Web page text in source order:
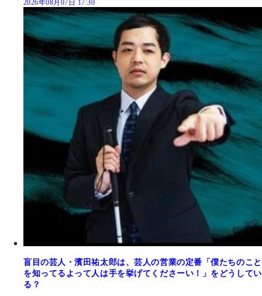
2026年08月07日 17:30
盲目の芸人・濱田祐太郎は、芸人の営業の定番「僕たちのこと
を知ってるよって人は手を挙げてくださーい！」をどうしてい
る？